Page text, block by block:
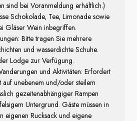
sind bei Voranmeldung erhältlich.)
Schokolade, Tee, Limonade sowie
Gläser Wein inbegriffen.
Bitte tragen Sie mehrere
und wasserdichte Schuhe.
Lodge zur Verfügung.
und Aktivitäten: Erfordert
auf unebenem und/oder steilem
gezeitenabhängiger Rampen
Untergrund. Gäste müssen in
eigenen Rucksack und eigene